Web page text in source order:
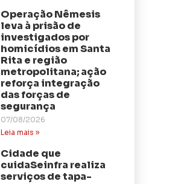
Operação Nêmesis
leva à prisão de
investigados por
homicídios em Santa
Rita e região
metropolitana; ação
reforça integração
das forças de
segurança
07/08/2026
Leia mais »
Cidade que
cuidaSeinfra realiza
serviços de tapa-